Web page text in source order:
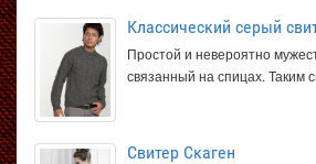
Классический серый
Простой и невероятно
связанный на спицах. Таким
Свитер Скаген